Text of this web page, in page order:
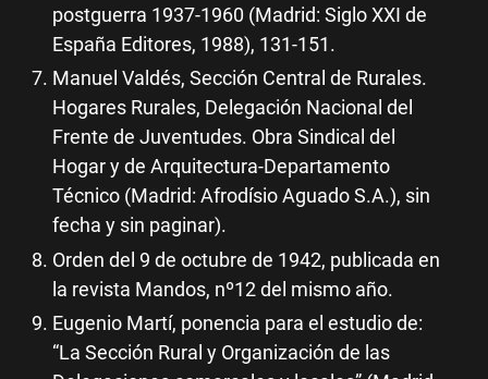
postguerra 1937-1960 (Madrid: Siglo XXI de
España Editores, 1988), 131-151.
Manuel Valdés, Sección Central de Rurales.
Hogares Rurales, Delegación Nacional del
Frente de Juventudes. Obra Sindical del
Hogar y de Arquitectura-Departamento
Técnico (Madrid: Afrodísio Aguado S.A.), sin
fecha y sin paginar).
Orden del 9 de octubre de 1942, publicada en
la revista Mandos, nº12 del mismo año.
Eugenio Martí, ponencia para el estudio de:
“La Sección Rural y Organización de las